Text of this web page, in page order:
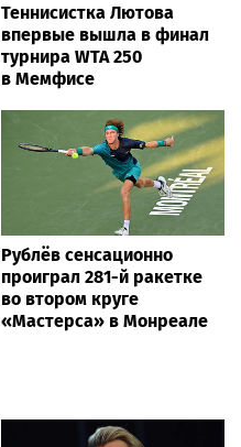
Теннисистка Лютова
впервые вышла в финал
турнира WTA 250
в Мемфисе
Рублёв сенсационно
проиграл 281-й ракетке
во втором круге
«Мастерса» в Монреале